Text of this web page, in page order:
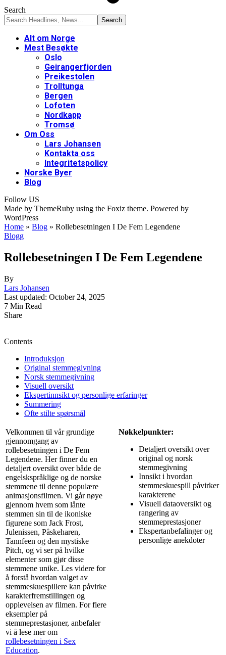
Search
Alt om Norge
Mest Besøkte
Oslo
Geirangerfjorden
Preikestolen
Trolltunga
Bergen
Lofoten
Nordkapp
Tromsø
Om Oss
Lars Johansen
Kontakta oss
Integritetspolicy
Norske Byer
Blog
Follow US
Made by ThemeRuby using the Foxiz theme. Powered by
WordPress
Home » Blog » Rollebesetningen I De Fem Legendene
Blogg
Rollebesetningen I De Fem Legendene
By
Lars Johansen
Last updated: October 24, 2025
7 Min Read
Share
Contents
Introduksjon
Original stemmegivning
Norsk stemmegivning
Visuell oversikt
Ekspertinnsikt og personlige erfaringer
Summering
Ofte stilte spørsmål
Velkommen til vår grundige
gjennomgang av
rollebesetningen i De Fem
Legendene. Her finner du en
detaljert oversikt over både de
engelskspråklige og de norske
stemmene til denne populære
animasjonsfilmen. Vi går nøye
gjennom hvem som lånte
stemmen sin til de ikoniske
figurene som Jack Frost,
Julenissen, Påskeharen,
Tannfeen og den mystiske
Pitch, og vi ser på hvilke
elementer som gjør disse
stemmene unike. Les videre for
å forstå hvordan valget av
stemmeskuespillere kan påvirke
karakterfremstillingen og
opplevelsen av filmen. For flere
eksempler på
stemmeprestasjoner, anbefaler
vi å lese mer om
rollebesetningen i Sex
Education.
Nøkkelpunkter:
Detaljert oversikt over
original og norsk
stemmegivning
Innsikt i hvordan
stemmeskuespill påvirker
karakterene
Visuell dataoversikt og
rangering av
stemmeprestasjoner
Ekspertanbefalinger og
personlige anekdoter